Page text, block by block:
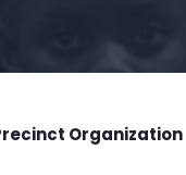
Organization